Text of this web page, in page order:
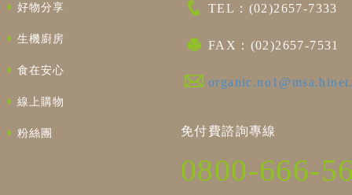
好物分享
生機廚房
食在安心
線上購物
粉絲團
TEL：(02)2657-7333
FAX：(02)2657-7531
免付費諮詢專線
0800-666-